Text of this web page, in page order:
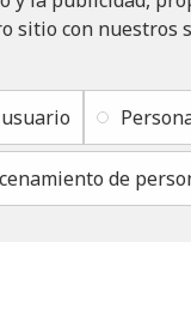
con nuestros
de